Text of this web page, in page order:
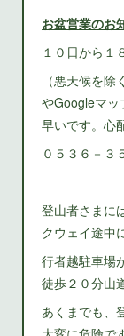
お盆営業のお
１０日から１
（悪天候を
やGoogleマッ
早いです。心
０５３６－
登山者さまに
クウェイ途中
行者越駐車場
徒歩２０分山
あくまでも、